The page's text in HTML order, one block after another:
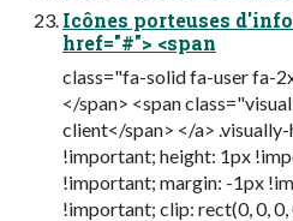
Icônes porteuses
href="#"> <span
class="fa-solid fa-user fa-
</span> <span
client</span> </a>
!important; height: 1px
!important; margin: -1px
!important; clip: rect(0, 0,